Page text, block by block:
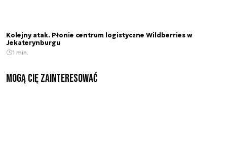
Kolejny atak. Płonie centrum logistyczne Wildberries w
Jekaterynburgu
1 min.
Mogą Cię zainteresować